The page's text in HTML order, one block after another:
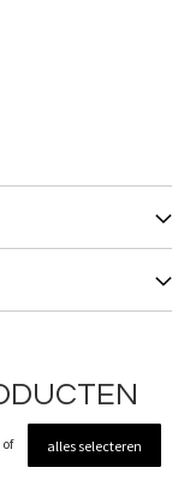
of alles selecteren